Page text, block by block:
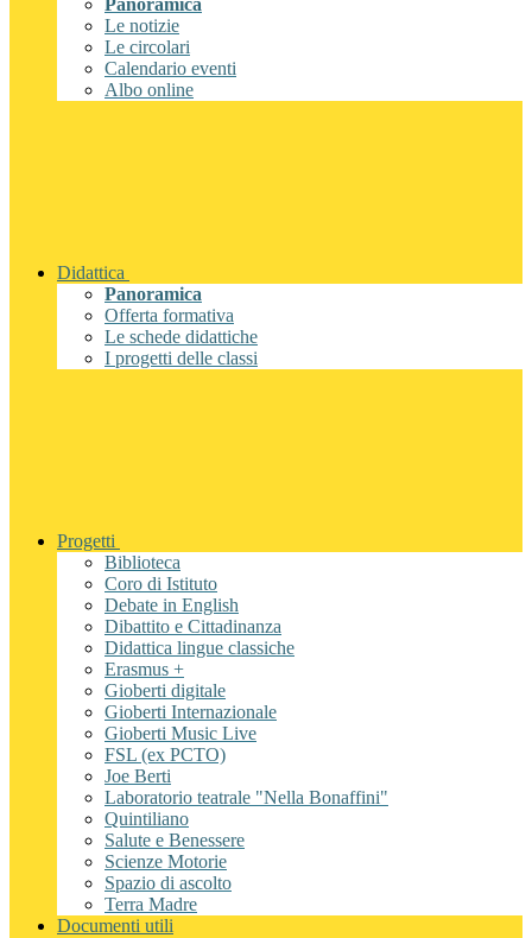
Panoramica
Le notizie
Le circolari
Calendario eventi
Albo online
Didattica
Panoramica
Offerta formativa
Le schede didattiche
I progetti delle classi
Progetti
Biblioteca
Coro di Istituto
Debate in English
Dibattito e Cittadinanza
Didattica lingue classiche
Erasmus +
Gioberti digitale
Gioberti Internazionale
Gioberti Music Live
FSL (ex PCTO)
Joe Berti
Laboratorio teatrale "Nella Bonaffini"
Quintiliano
Salute e Benessere
Scienze Motorie
Spazio di ascolto
Terra Madre
Documenti utili